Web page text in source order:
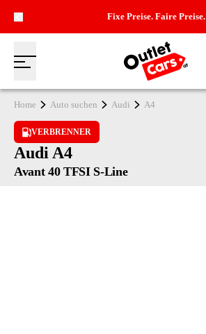
Fixe Preise. Faire Preise.
Menü
Zur Startseite
Home Auto suchen Audi A4
VERBRENNER
Audi A4
Avant 40 TFSI S-Line